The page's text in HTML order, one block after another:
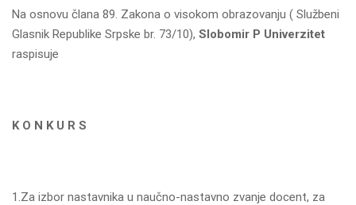
Na osnovu člana 89. Zakona o visokom obrazovanju ( Službeni
Glasnik Republike Srpske br. 73/10), Slobomir P Univerzitet
raspisuje
K O N K U R S
1.Za izbor nastavnika u naučno-nastavno zvanje docent, za